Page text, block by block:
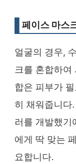
페이스 마스
얼굴의 경우,
크를 혼합하여
합은 피부가
히 채워줍니다
러를 개발했기
에게 딱 맞는
요합니다.